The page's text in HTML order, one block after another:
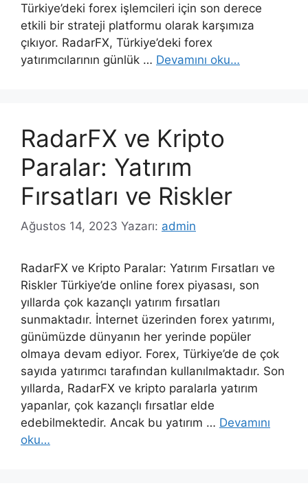
Türkiye’deki forex işlemcileri için son derece
etkili bir strateji platformu olarak karşımıza
çıkıyor. RadarFX, Türkiye’deki forex
yatırımcılarının günlük … Devamını oku…
RadarFX ve Kripto
Paralar: Yatırım
Fırsatları ve Riskler
Ağustos 14, 2023 Yazarı: admin
RadarFX ve Kripto Paralar: Yatırım Fırsatları ve
Riskler Türkiye’de online forex piyasası, son
yıllarda çok kazançlı yatırım fırsatları
sunmaktadır. İnternet üzerinden forex yatırımı,
günümüzde dünyanın her yerinde popüler
olmaya devam ediyor. Forex, Türkiye’de de çok
sayıda yatırımcı tarafından kullanılmaktadır. Son
yıllarda, RadarFX ve kripto paralarla yatırım
yapanlar, çok kazançlı fırsatlar elde
edebilmektedir. Ancak bu yatırım … Devamını
oku…